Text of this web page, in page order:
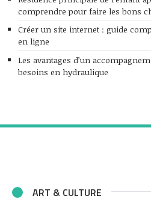
comprendre pour faire les bons
Créer un site internet : guide
en ligne
Les avantages d’un
besoins en hydraulique
ART & CULTURE